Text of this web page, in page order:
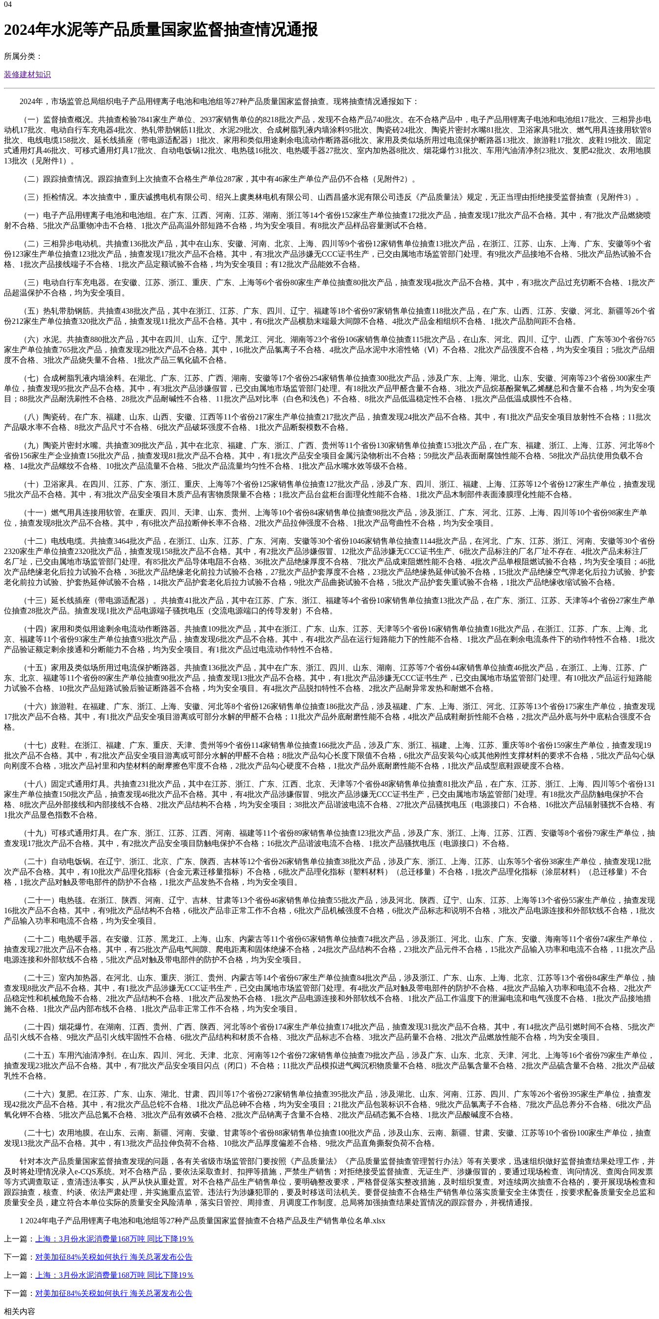
04
2024年水泥等产品质量国家监督抽查情况通报
所属分类：
装修建材知识
2024年，市场监管总局组织电子产品用锂离子电池和电池组等27种产品质量国家监督抽查。现将抽查情况通报如下：
（一）监督抽查概况。共抽查检验7841家生产单位、2937家销售单位的8218批次产品，发现不合格产品740批次。在不合格产品中，电子产品用锂离子电池和电池组17批次、三相异步电
动机17批次、电动自行车充电器4批次、热轧带肋钢筋11批次、水泥29批次、合成树脂乳液内墙涂料95批次、陶瓷砖24批次、陶瓷片密封水嘴81批次、卫浴家具5批次、燃气用具连接用软管8
批次、电线电缆158批次、延长线插座（带电源适配器）1批次、家用和类似用途剩余电流动作断路器6批次、家用及类似场所用过电流保护断路器13批次、旅游鞋17批次、皮鞋19批次、固定
式通用灯具46批次、可移式通用灯具17批次、自动电饭锅12批次、电热毯16批次、电热暖手器27批次、室内加热器8批次、烟花爆竹31批次、车用汽油清净剂23批次、复肥42批次、农用地膜
13批次（见附件1）。
（二）跟踪抽查情况。跟踪抽查到上次抽查不合格生产单位287家，其中有46家生产单位产品仍不合格（见附件2）。
（三）拒检情况。本次抽查中，重庆诚携电机有限公司、绍兴上虞奥林电机有限公司、山西昌盛水泥有限公司违反《产品质量法》规定，无正当理由拒绝接受监督抽查（见附件3）。
（一）电子产品用锂离子电池和电池组。在广东、江西、河南、江苏、湖南、浙江等14个省份152家生产单位抽查172批次产品，抽查发现17批次产品不合格。其中，有7批次产品燃烧喷
射不合格、5批次产品重物冲击不合格、1批次产品高温外部短路不合格，均为安全项目。有8批次产品样品容量测试不合格。
（二）三相异步电动机。共抽查136批次产品，其中在山东、安徽、河南、北京、上海、四川等9个省份12家销售单位抽查13批次产品，在浙江、江苏、山东、上海、广东、安徽等9个省
份123家生产单位抽查123批次产品，抽查发现17批次产品不合格。其中，有3批次产品涉嫌无CCC证书生产，已交由属地市场监管部门处理。有9批次产品接地不合格、5批次产品热试验不合
格、1批次产品接线端子不合格、1批次产品定额试验不合格，均为安全项目；有12批次产品能效不合格。
（三）电动自行车充电器。在安徽、江苏、浙江、重庆、广东、上海等6个省份80家生产单位抽查80批次产品，抽查发现4批次产品不合格。其中，有3批次产品过充切断不合格、1批次产
品超温保护不合格，均为安全项目。
（五）热轧带肋钢筋。共抽查438批次产品，其中在浙江、江苏、广东、四川、辽宁、福建等18个省份97家销售单位抽查118批次产品，在广东、山西、江苏、安徽、河北、新疆等26个省
份212家生产单位抽查320批次产品，抽查发现11批次产品不合格。其中，有6批次产品横肋末端最大间隙不合格、4批次产品金相组织不合格、1批次产品肋间距不合格。
（六）水泥。共抽查880批次产品，其中在四川、山东、辽宁、黑龙江、河北、湖南等23个省份106家销售单位抽查115批次产品，在山东、河北、四川、辽宁、山西、广东等30个省份765
家生产单位抽查765批次产品，抽查发现29批次产品不合格。其中，16批次产品氯离子不合格、4批次产品水泥中水溶性铬（Ⅵ）不合格、2批次产品强度不合格，均为安全项目；5批次产品细
度不合格、3批次产品烧失量不合格、1批次产品三氧化硫不合格。
（七）合成树脂乳液内墙涂料。在湖北、广东、江苏、广西、湖南、安徽等17个省份254家销售单位抽查300批次产品，涉及广东、上海、湖北、山东、安徽、河南等23个省份300家生产
单位，抽查发现95批次产品不合格。其中，有3批次产品涉嫌假冒，已交由属地市场监管部门处理。有18批次产品甲醛含量不合格、3批次产品烷基酚聚氧乙烯醚总和含量不合格，均为安全项
目；88批次产品耐洗刷性不合格、28批次产品耐碱性不合格、11批次产品对比率（白色和浅色）不合格、8批次产品低温稳定性不合格、1批次产品低温成膜性不合格。
（八）陶瓷砖。在广东、福建、山东、山西、安徽、江西等11个省份217家生产单位抽查217批次产品，抽查发现24批次产品不合格。其中，有1批次产品安全项目放射性不合格；11批次
产品吸水率不合格、8批次产品尺寸不合格、6批次产品破坏强度不合格、1批次产品断裂模数不合格。
（九）陶瓷片密封水嘴。共抽查309批次产品，其中在北京、福建、广东、浙江、广西、贵州等11个省份130家销售单位抽查153批次产品，在广东、福建、浙江、上海、江苏、河北等8个
省份156家生产企业抽查156批次产品，抽查发现81批次产品不合格。其中，有1批次产品安全项目金属污染物析出不合格；59批次产品表面耐腐蚀性能不合格、58批次产品抗使用负载不合
格、14批次产品螺纹不合格、10批次产品流量不合格、5批次产品流量均匀性不合格、1批次产品水嘴水效等级不合格。
（十）卫浴家具。在四川、江苏、广东、浙江、重庆、上海等7个省份125家销售单位抽查127批次产品，涉及广东、四川、浙江、福建、上海、江苏等12个省份127家生产单位，抽查发现
5批次产品不合格。其中，有3批次产品安全项目木质产品有害物质限量不合格；1批次产品台盆柜台面理化性能不合格、1批次产品木制部件表面漆膜理化性能不合格。
（十一）燃气用具连接用软管。在重庆、四川、天津、山东、贵州、上海等10个省份84家销售单位抽查98批次产品，涉及浙江、广东、河北、江苏、上海、四川等10个省份98家生产单
位，抽查发现8批次产品不合格。其中，有6批次产品拉断伸长率不合格、2批次产品拉伸强度不合格、1批次产品弯曲性不合格，均为安全项目。
（十二）电线电缆。共抽查3464批次产品，在浙江、山东、江苏、广东、河南、安徽等30个省份1046家销售单位抽查1144批次产品，在河北、广东、江苏、浙江、河南、安徽等30个省份
2320家生产单位抽查2320批次产品，抽查发现158批次产品不合格。其中，有2批次产品涉嫌假冒、12批次产品涉嫌无CCC证书生产、6批次产品标注的厂名厂址不存在、4批次产品未标注厂
名厂址，已交由属地市场监管部门处理。有85批次产品导体电阻不合格、36批次产品绝缘厚度不合格、7批次产品成束阻燃性能不合格、4批次产品单根阻燃试验不合格，均为安全项目；46批
次产品绝缘老化后拉力试验不合格，36批次产品绝缘老化前拉力试验不合格，27批次产品护套厚度不合格，23批次产品绝缘热延伸试验不合格，15批次产品绝缘空气弹老化后拉力试验、护套
老化前拉力试验、护套热延伸试验不合格，14批次产品护套老化后拉力试验不合格，9批次产品曲挠试验不合格，5批次产品护套失重试验不合格，1批次产品绝缘收缩试验不合格。
（十三）延长线插座（带电源适配器）。共抽查41批次产品，其中在江苏、广东、浙江、福建等4个省份10家销售单位抽查13批次产品，在广东、浙江、江苏、天津等4个省份27家生产单
位抽查28批次产品。抽查发现1批次产品电源端子骚扰电压（交流电源端口的传导发射）不合格。
（十四）家用和类似用途剩余电流动作断路器。共抽查109批次产品，其中在浙江、广东、山东、江苏、天津等5个省份16家销售单位抽查16批次产品，在浙江、江苏、广东、上海、北
京、福建等11个省份93家生产单位抽查93批次产品，抽查发现6批次产品不合格。其中，有4批次产品在运行短路能力下的性能不合格、1批次产品在剩余电流条件下的动作特性不合格、1批次
产品验证额定剩余接通和分断能力不合格，均为安全项目。有1批次产品过电流动作特性不合格。
（十五）家用及类似场所用过电流保护断路器。共抽查136批次产品，其中在广东、浙江、四川、山东、湖南、江苏等7个省份44家销售单位抽查46批次产品，在浙江、上海、江苏、广
东、北京、福建等11个省份89家生产单位抽查90批次产品，抽查发现13批次产品不合格。其中，有1批次产品涉嫌无CCC证书生产，已交由属地市场监管部门处理。有10批次产品运行短路能
力试验不合格、10批次产品短路试验后验证断路器不合格，均为安全项目。有4批次产品脱扣特性不合格、2批次产品耐异常发热和耐燃不合格。
（十六）旅游鞋。在福建、广东、浙江、上海、安徽、河北等8个省份126家销售单位抽查186批次产品，涉及福建、广东、上海、浙江、河北、江苏等13个省份175家生产单位，抽查发现
17批次产品不合格。其中，有1批次产品安全项目游离或可部分水解的甲醛不合格；11批次产品外底耐磨性能不合格，4批次产品成鞋耐折性能不合格，2批次产品外底与外中底粘合强度不合
格。
（十七）皮鞋。在浙江、福建、广东、重庆、天津、贵州等9个省份114家销售单位抽查166批次产品，涉及广东、浙江、福建、上海、江苏、重庆等8个省份159家生产单位，抽查发现19
批次产品不合格。其中，有2批次产品安全项目游离或可部分水解的甲醛不合格；8批次产品勾心长度下限值不合格，6批次产品安装勾心或其他刚性支撑材料的要求不合格，5批次产品勾心纵
向刚度不合格，3批次产品衬里和内垫材料的耐摩擦色牢度不合格，2批次产品勾心硬度不合格，1批次产品外底耐磨性能不合格，1批次产品成型底鞋跟硬度不合格。
（十八）固定式通用灯具。共抽查231批次产品，其中在江苏、浙江、广东、江西、北京、天津等7个省份48家销售单位抽查81批次产品，在广东、江苏、浙江、上海、四川等5个省份131
家生产单位抽查150批次产品，抽查发现46批次产品不合格。其中，有4批次产品涉嫌假冒、9批次产品涉嫌无CCC证书生产，已交由属地市场监管部门处理。有18批次产品防触电保护不合
格、8批次产品外部接线和内部接线不合格、2批次产品结构不合格，均为安全项目；38批次产品谐波电流不合格、27批次产品骚扰电压（电源接口）不合格、16批次产品辐射骚扰不合格、有
1批次产品显色指数不合格。
（十九）可移式通用灯具。在广东、浙江、江苏、江西、河南、福建等11个省份89家销售单位抽查123批次产品，涉及广东、浙江、上海、江苏、江西、安徽等8个省份79家生产单位，抽
查发现17批次产品不合格。其中，有2批次产品安全项目防触电保护不合格；16批次产品谐波电流不合格、1批次产品骚扰电压（电源接口）不合格。
（二十）自动电饭锅。在辽宁、浙江、北京、广东、陕西、吉林等12个省份26家销售单位抽查38批次产品，涉及广东、浙江、上海、江苏、山东等5个省份38家生产单位，抽查发现12批
次产品不合格。其中，有10批次产品理化指标（合金元素迁移量指标）不合格，6批次产品理化指标（塑料材料）（总迁移量）不合格，1批次产品理化指标（涂层材料）（总迁移量）不合
格，1批次产品对触及带电部件的防护不合格，1批次产品发热不合格，均为安全项目。
（二十一）电热毯。在浙江、陕西、河南、辽宁、吉林、甘肃等13个省份46家销售单位抽查55批次产品，涉及河北、陕西、辽宁、山东、江苏、上海等13个省份55家生产单位，抽查发现
16批次产品不合格。其中，有9批次产品结构不合格，6批次产品非正常工作不合格，6批次产品机械强度不合格，6批次产品标志和说明不合格，3批次产品电源连接和外部软线不合格，1批次
产品输入功率和电流不合格，均为安全项目。
（二十二）电热暖手器。在安徽、江苏、黑龙江、上海、山东、内蒙古等11个省份65家销售单位抽查74批次产品，涉及浙江、河北、山东、广东、安徽、海南等11个省份74家生产单位，
抽查发现27批次产品不合格。其中，有25批次产品电气间隙、爬电距离和固体绝缘不合格，24批次产品结构不合格，23批次产品元件不合格，15批次产品输入功率和电流不合格，11批次产品
电源连接和外部软线不合格，5批次产品对触及带电部件的防护不合格，均为安全项目。
（二十三）室内加热器。在河北、山东、重庆、浙江、贵州、内蒙古等14个省份67家生产单位抽查84批次产品，涉及浙江、广东、山东、上海、北京、江苏等13个省份84家生产单位，抽
查发现8批次产品不合格。其中，有1批次产品涉嫌无CCC证书生产，已交由属地市场监管部门处理。有4批次产品对触及带电部件的防护不合格、4批次产品输入功率和电流不合格、2批次产
品稳定性和机械危险不合格、2批次产品结构不合格、1批次产品发热不合格、1批次产品电源连接和外部软线不合格、1批次产品工作温度下的泄漏电流和电气强度不合格、1批次产品接地措
施不合格、1批次产品内部布线不合格、1批次产品非正常工作不合格，均为安全项目。
（二十四）烟花爆竹。在湖南、江西、贵州、广西、陕西、河北等8个省份174家生产单位抽查174批次产品，抽查发现31批次产品不合格。其中，有14批次产品引燃时间不合格、5批次产
品引火线不合格、9批次产品引火线牢固性不合格、6批次产品结构和材质不合格、3批次产品标志不合格、3批次产品药量不合格、2批次产品燃放性能不合格，均为安全项目。
（二十五）车用汽油清净剂。在山东、四川、河北、天津、北京、河南等12个省份72家销售单位抽查79批次产品，涉及广东、山东、北京、天津、河北、上海等16个省份79家生产单位，
抽查发现23批次产品不合格。其中，有7批次产品安全项目闪点（闭口）不合格；11批次产品模拟进气阀沉积物质量不合格、8批次产品氯含量不合格、2批次产品硫含量不合格、2批次产品破
乳性不合格。
（二十六）复肥。在江苏、广东、山东、湖北、甘肃、四川等17个省份272家销售单位抽查395批次产品，涉及湖北、山东、河南、江苏、四川、广东等26个省份395家生产单位，抽查发
现42批次产品不合格。其中，有2批次产品总铊不合格、1批次产品总砷不合格，均为安全项目；21批次产品包装标识不合格、9批次产品氯离子不合格、7批次产品总养分不合格、6批次产品
氧化钾不合格、5批次产品总氮不合格、3批次产品有效磷不合格、2批次产品钠离子含量不合格、2批次产品硝态氮不合格、1批次产品酸碱度不合格。
（二十七）农用地膜。在山东、云南、新疆、河南、安徽、甘肃等8个省份88家销售单位抽查100批次产品，涉及山东、云南、新疆、甘肃、安徽、江苏等10个省份100家生产单位，抽查
发现13批次产品不合格。其中，有13批次产品拉伸负荷不合格、10批次产品厚度偏差不合格、9批次产品直角撕裂负荷不合格。
针对本次产品质量国家监督抽查发现的问题，各有关省级市场监管部门要按照《产品质量法》《产品质量监督抽查管理暂行办法》等有关要求，迅速组织做好监督抽查结果处理工作，并
及时将处理情况录入e-CQS系统。对不合格产品，要依法采取查封、扣押等措施，严禁生产销售；对拒绝接受监督抽查、无证生产、涉嫌假冒的，要通过现场检查、询问情况、查阅合同发票
等方式调查取证，查清违法事实，从严从快从重处置。对不合格产品生产销售单位，要明确整改要求，严格督促落实整改措施，及时组织复查。对连续两次抽查不合格的，要开展现场检查和
跟踪抽查，核查、约谈、依法严肃处理，并实施重点监管。违法行为涉嫌犯罪的，要及时移送司法机关。要督促抽查不合格生产销售单位落实质量安全主体责任，按要求配备质量安全总监和
质量安全员，建立符合本单位实际的质量安全风险清单，落实日管控、周排查、月调度工作制度。总局将加强抽查结果处置情况的跟踪督办，并视情通报。
1 2024年电子产品用锂离子电池和电池组等27种产品质量国家监督抽查不合格产品及生产销售单位名单.xlsx
上一篇： 上海：3月份水泥消费量168万吨 同比下降19％
下一篇： 对美加征84%关税如何执行 海关总署发布公告
上一篇： 上海：3月份水泥消费量168万吨 同比下降19％
下一篇： 对美加征84%关税如何执行 海关总署发布公告
相关内容